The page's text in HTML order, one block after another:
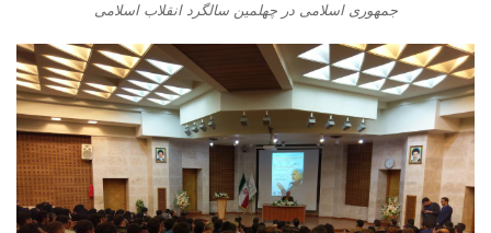
جمهوری اسلامی در چهلمین سالگرد انقلاب اسلامی